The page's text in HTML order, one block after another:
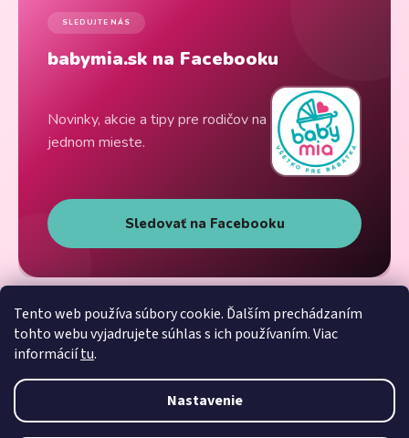
Tento web používa súbory cookie. Ďalším prechádzaním
tohto webu vyjadrujete súhlas s ich používaním. Viac
informáciítu.
Nastavenie
SLEDUJTE NÁS
babymia.sk na Facebooku
Novinky, akcie a tipy pre rodičov na
jednom mieste.
Sledovať na Facebooku